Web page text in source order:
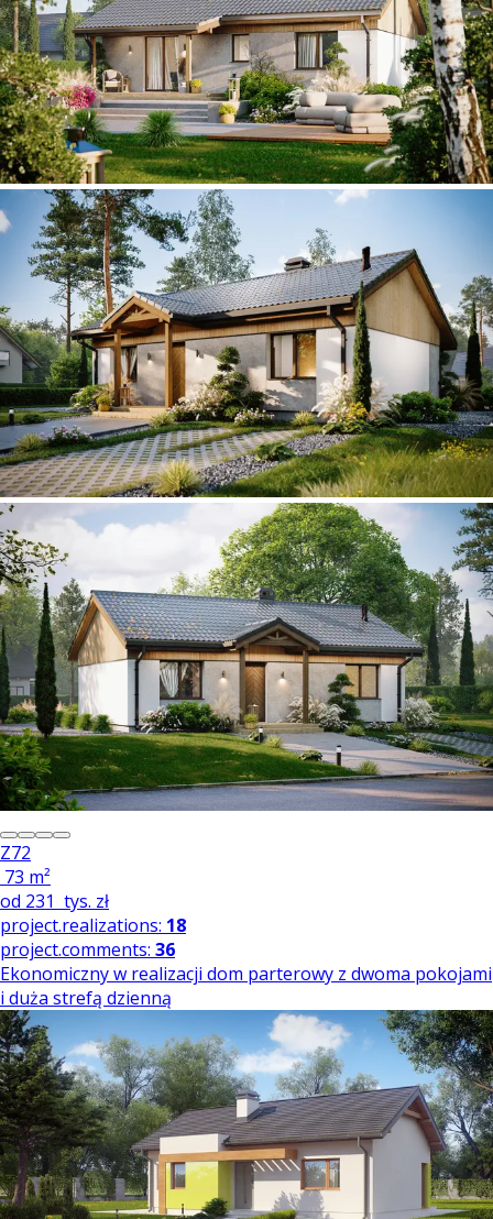
Z72
73 m²
od 231 tys. zł
project.realizations: 18
project.comments: 36
Ekonomiczny w realizacji dom parterowy z dwoma pokojami
i duża strefą dzienną